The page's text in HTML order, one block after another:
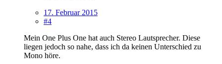
17. Februar 2015
#4
Mein One Plus One hat auch Stereo Lautsprecher. Diese
liegen jedoch so nahe, dass ich da keinen Unterschied zu
Mono höre.